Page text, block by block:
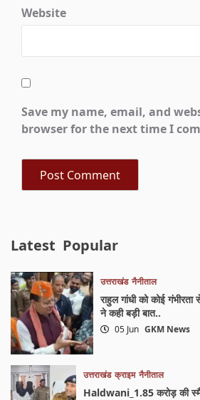
Website
Save my name, email, and
browser for the next time I
Latest Popular
उत्तराखंड नैनीताल
राहुल गांधी को कोई
ने कही बड़ी बात..
05 Jun GKM News
उत्तराखंड क्राइम नैनीताल
Haldwani_1.85 करोड़ की